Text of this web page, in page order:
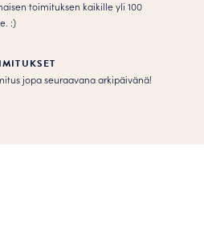
toimituksen kaikille yli 100
:­­)
jopa seuraavana arkipäivänä!